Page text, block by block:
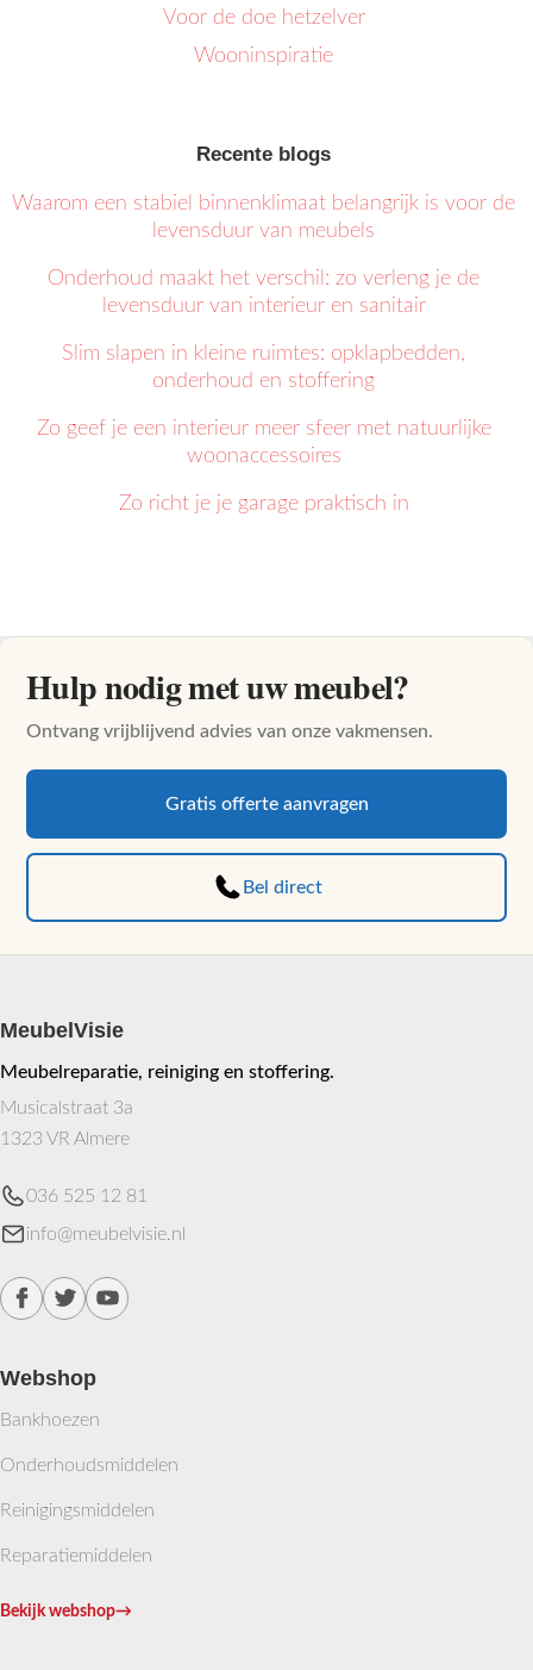
Voor de doe hetzelver
Wooninspiratie
Recente blogs
Waarom een stabiel binnenklimaat belangrijk is voor de
levensduur van meubels
Onderhoud maakt het verschil: zo verleng je de
levensduur van interieur en sanitair
Slim slapen in kleine ruimtes: opklapbedden,
onderhoud en stoffering
Zo geef je een interieur meer sfeer met natuurlijke
woonaccessoires
Zo richt je je garage praktisch in
Hulp nodig met uw meubel?
Ontvang vrijblijvend advies van onze vakmensen.
Gratis offerte aanvragen
Bel direct
MeubelVisie
Meubelreparatie, reiniging en stoffering.
Musicalstraat 3a
1323 VR Almere
036 525 12 81
info@meubelvisie.nl
Webshop
Bankhoezen
Onderhoudsmiddelen
Reinigingsmiddelen
Reparatiemiddelen
Bekijk webshop→